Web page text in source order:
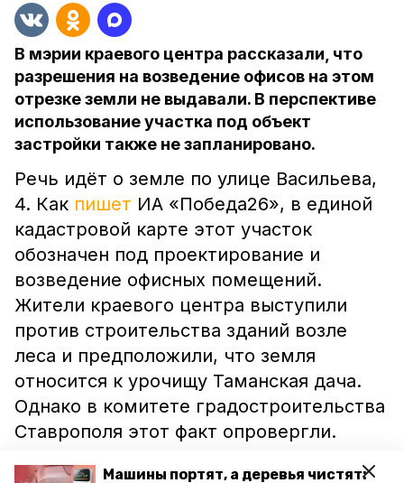
Машины портят, а деревья чистят:
В мэрии краевого центра рассказали, что
разрешения на возведение офисов на этом
отрезке земли не выдавали. В перспективе
использование участка под объект
застройки также не запланировано.
Речь идёт о земле по улице Васильева,
4. Как пишет ИА «Победа26», в единой
кадастровой карте этот участок
обозначен под проектирование и
возведение офисных помещений.
Жители краевого центра выступили
против строительства зданий возле
леса и предположили, что земля
относится к урочищу Таманская дача.
Однако в комитете градостроительства
Ставрополя этот факт опровергли.
«В состав урочища «Таманская лесная